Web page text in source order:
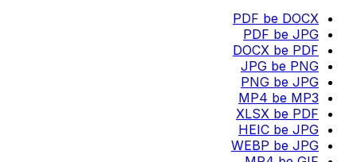
PDF be DOCX
PDF be JPG
DOCX be PDF
JPG be PNG
PNG be JPG
MP4 be MP3
XLSX be PDF
HEIC be JPG
WEBP be JPG